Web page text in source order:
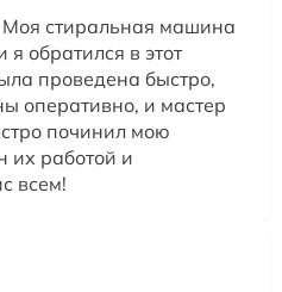
стиральная машина
обратился в этот
проведена быстро,
оперативно, и мастер
починил мою
их работой и
всем!